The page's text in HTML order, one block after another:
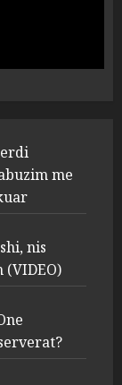
për
publike dhe
nis
Koço
maskuar
u vodhën
me
nis